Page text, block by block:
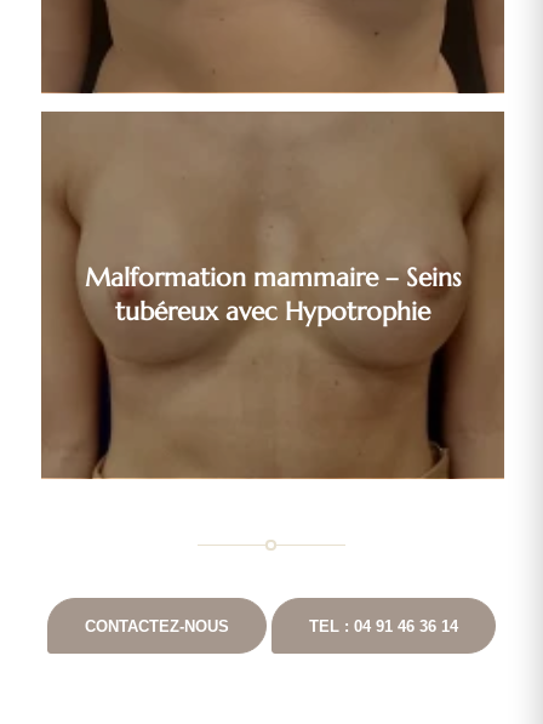
Malformation mammaire – Seins
tubéreux avec Hypotrophie
CONTACTEZ-NOUS TEL : 04 91 46 36 14